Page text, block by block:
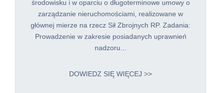
środowisku i w oparciu o długoterminowe umowy o
zarządzanie nieruchomościami, realizowane w
głównej mierze na rzecz Sił Zbrojnych RP. Zadania:
Prowadzenie w zakresie posiadanych uprawnień
nadzoru...
DOWIEDZ SIĘ WIĘCEJ >>